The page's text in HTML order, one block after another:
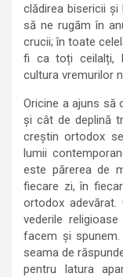
clădirea bisericii
să ne rugăm în
crucii; în toate
fi ca toți ceilalți,
cultura vremurilor
Oricine a ajuns să
și cât de deplină
creștin ortodox
lumii
este părerea de
fiecare zi, în
ortodox
vederile
facem și
seama de
pentru latura